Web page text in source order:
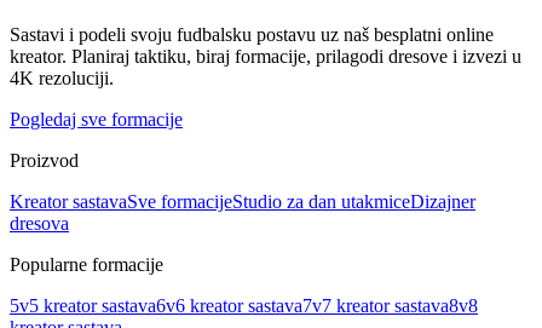
Sastavi i podeli svoju fudbalsku postavu uz naš besplatni online
kreator. Planiraj taktiku, biraj formacije, prilagodi dresove i izvezi u
4K rezoluciji.
Pogledaj sve formacije
Proizvod
Kreator sastavaSve formacijeStudio za dan utakmiceDizajner
dresova
Popularne formacije
5v5 kreator sastava6v6 kreator sastava7v7 kreator sastava8v8